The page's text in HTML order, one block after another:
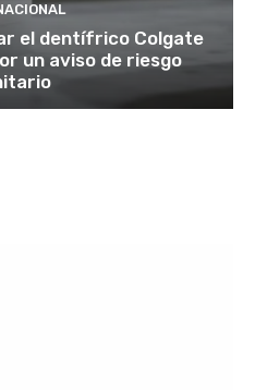
el dentífrico Colgate
un aviso de riesgo